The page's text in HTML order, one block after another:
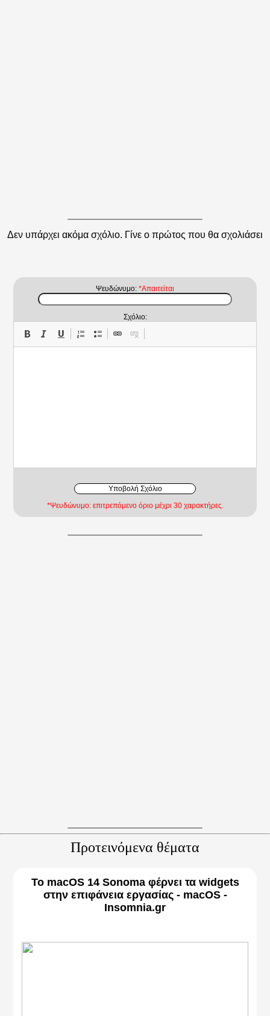
Δεν υπάρχει ακόμα σχόλιο. Γίνε ο πρώτος που θα σχολιάσει
Ψευδώνυμο: *Απαιτείται
Σχόλιο:
Υποβολή Σχόλιο
*Ψευδώνυμο: επιτρεπόμενο όριο μέχρι 30 χαρακτήρες.
Προτεινόμενα θέματα
Το macOS 14 Sonoma φέρνει τα widgets
στην επιφάνεια εργασίας - macOS -
Insomnia.gr